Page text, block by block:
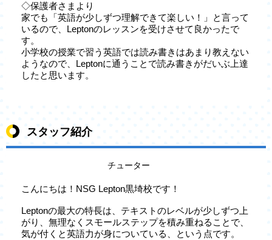
◇保護者さまより
家でも「英語が少しずつ理解できて楽しい！」と言って
いるので、Leptonのレッスンを受けさせて良かったで
す。
小学校の授業で習う英語では読み書きはあまり教えない
ようなので、Leptonに通うことで読み書きがだいぶ上達
したと思います。
スタッフ紹介
チューター
こんにちは！NSG Lepton黒埼校です！
Leptonの最大の特長は、テキストのレベルが少しずつ上
がり、無理なくスモールステップを積み重ねることで、
気が付くと英語力が身についている、という点です。